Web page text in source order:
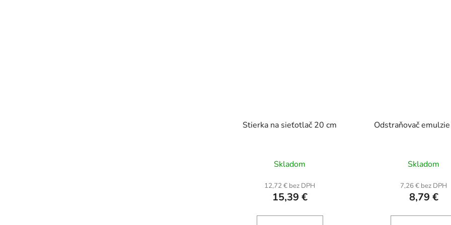
Stierka na sieťotlač 20 cm
hodnotenie
produktu
je
Skladom
12,72 € bez DPH
15,39 €
Odstraňovač
produktu
je
Skladom
7,26 € bez DPH
8,79 €